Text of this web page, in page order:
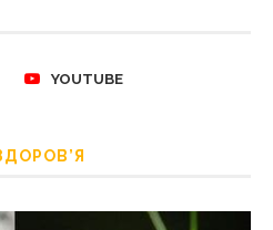
YOUTUBE